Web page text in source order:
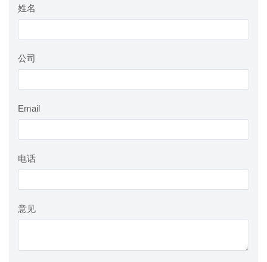
姓名
公司
Email
电话
意见